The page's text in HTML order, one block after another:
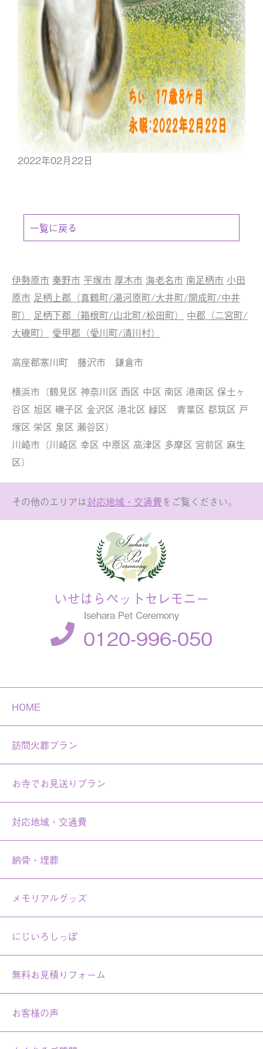
2022年02月22日
一覧に戻る
伊勢原市 秦野市 平塚市 厚木市 海老名市 南足柄市 小田
原市 足柄上郡（真鶴町/湯河原町/大井町/開成町/中井
町）
足柄下郡（箱根町/山北町/松田町）
中郡（二宮町/
大磯町）
愛甲郡（愛川町/清川村）
高座郡寒川町 藤沢市 鎌倉市
横浜市（鶴見区 神奈川区 西区 中区 南区 港南区 保土ヶ
谷区 旭区 磯子区 金沢区 港北区 緑区 青葉区 都筑区 戸
塚区 栄区 泉区 瀬谷区）
川崎市（川崎区 幸区 中原区 高津区 多摩区 宮前区 麻生
区）
その他のエリアは対応地域・交通費をご覧ください。
いせはらペットセレモニー
Isehara Pet Ceremony
0120-996-050
HOME
訪問火葬プラン
お寺でお見送りプラン
対応地域・交通費
納骨・埋葬
メモリアルグッズ
にじいろしっぽ
無料お見積りフォーム
お客様の声